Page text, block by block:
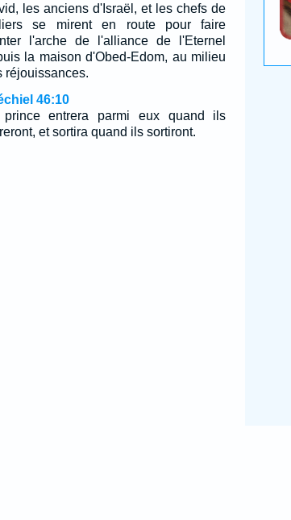
les anciens d'Israël, et les chefs de
se mirent en route pour faire
l'arche de l'alliance de l'Eternel
la maison d'Obed-Edom, au milieu
réjouissances.
46:10
prince entrera parmi eux quand ils
et sortira quand ils sortiront.